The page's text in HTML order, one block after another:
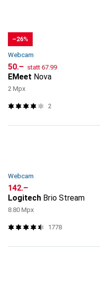
−26%
Webcam
CHF
50.– statt CHF
67.99
EMeet Nova
2 Mpx
2
Webcam
CHF
142.–
Logitech Brio Stream
8.80 Mpx
1778